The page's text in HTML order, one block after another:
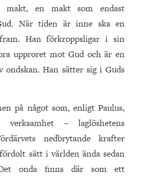
en makt som endast
När tiden är inne ska en
Han förkroppsligar i sin
upproret mot Gud och är en
ondskan. Han sätter sig i Guds
på något som, enligt Paulus,
– laglöshetens
nedbrytande krafter
sätt i världen ända sedan
onda finns där som ett